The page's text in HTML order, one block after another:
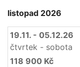
listopad 2026
19.11. - 05.12.26
čtvrtek - sobota
118 900 Kč